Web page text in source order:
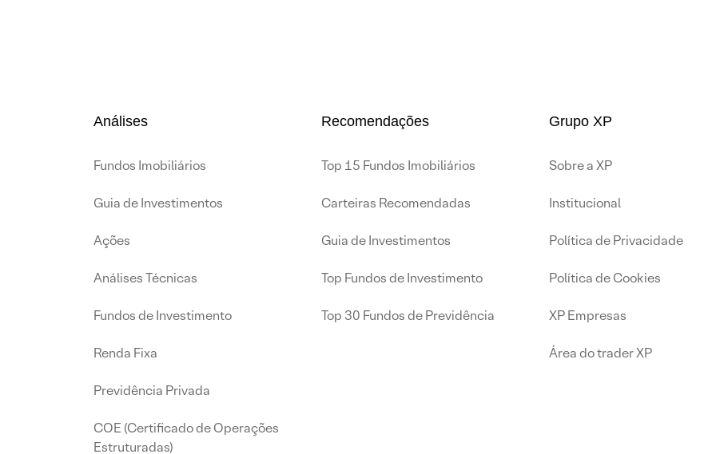
Análises
Fundos Imobiliários
Guia de Investimentos
Ações
Análises Técnicas
Fundos de Investimento
Renda Fixa
Previdência Privada
COE (Certificado de Operações
Estruturadas)
Recomendações
Top 15 Fundos Imobiliários
Carteiras Recomendadas
Guia de Investimentos
Top Fundos de Investimento
Top 30 Fundos de Previdência
Grupo XP
Sobre a XP
Institucional
Política de Privacidade
Política de Cookies
XP Empresas
Área do trader XP